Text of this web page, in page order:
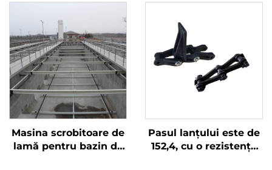
Tratatment a Apelor
Ureche Lant NeMetalic
metalic NH78 pentru
rezervoare Tratare
ciocan
Masina scrobitoare de
lamă pentru bazin de
Pasul lanțului este de
152,4, cu o rezistență